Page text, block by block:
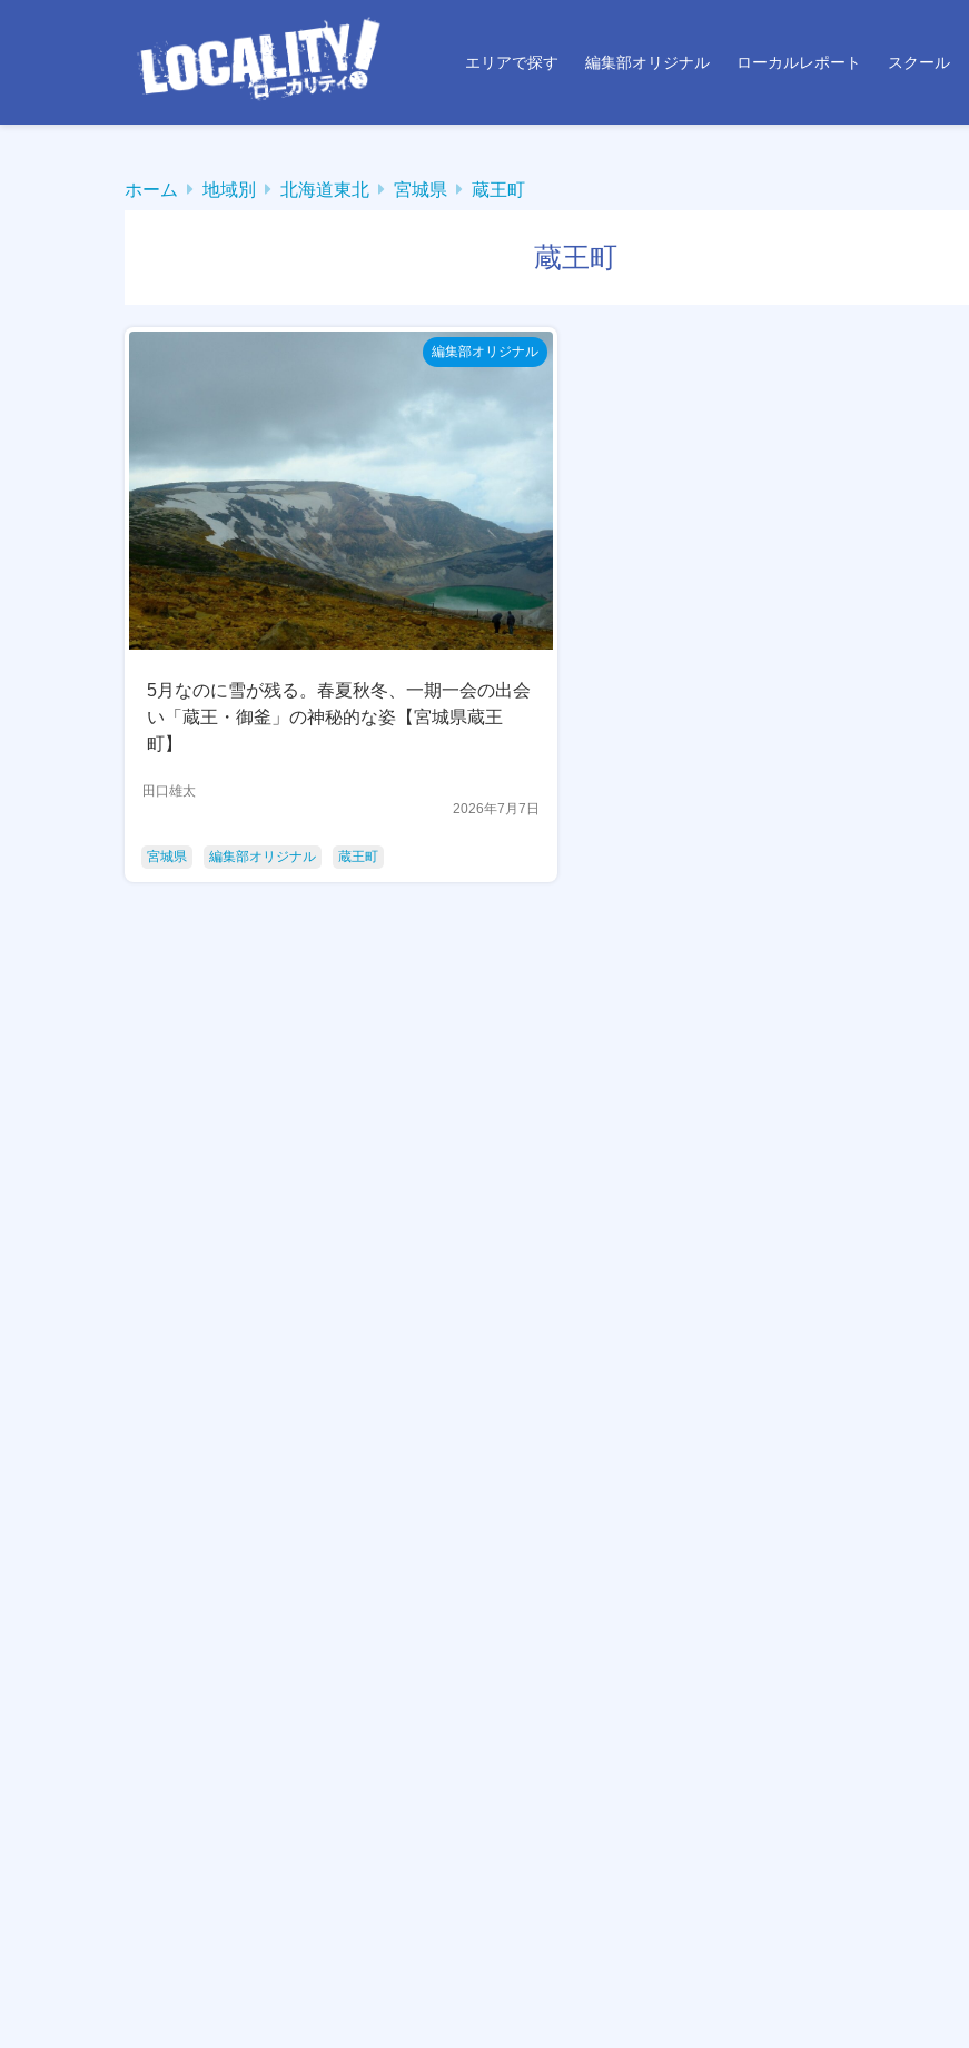
エリアで探す 編集部オリジナル ローカルレポート スクール
ホーム 地域別 北海道東北 宮城県 蔵王町
蔵王町
編集部オリジナル
5月なのに雪が残る。春夏秋冬、一期一会の出会
い「蔵王・御釜」の神秘的な姿【宮城県蔵王
町】
田口雄太
2026年7月7日
宮城県 編集部オリジナル 蔵王町